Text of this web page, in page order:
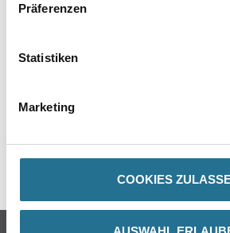
Präferenzen
Statistiken
Marketing
COOKIES